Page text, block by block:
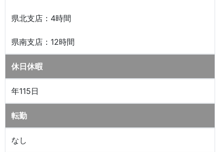
県北支店：4時間
県南支店：12時間
休日休暇
年115日
転勤
なし